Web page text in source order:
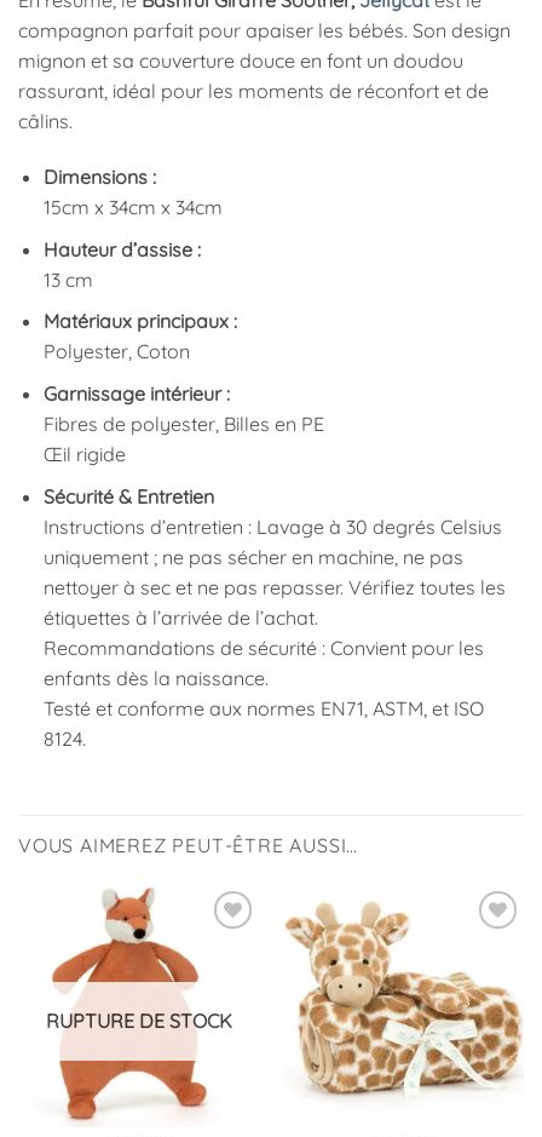
compagnon parfait pour apaiser les bébés. Son design
mignon et sa couverture douce en font un doudou
rassurant, idéal pour les moments de réconfort et de
câlins.
Dimensions :
15cm x 34cm x 34cm
Hauteur d’assise :
13 cm
Matériaux principaux :
Polyester, Coton
Garnissage intérieur :
Fibres de polyester, Billes en PE
Œil rigide
Sécurité & Entretien
Instructions d’entretien : Lavage à 30 degrés Celsius
uniquement ; ne pas sécher en machine, ne pas
nettoyer à sec et ne pas repasser. Vérifiez toutes les
étiquettes à l’arrivée de l’achat.
Recommandations de sécurité : Convient pour les
enfants dès la naissance.
Testé et conforme aux normes EN71, ASTM, et ISO
8124.
VOUS AIMEREZ PEUT-ÊTRE AUSSI…
RUPTURE DE STOCK
liste
d’envies